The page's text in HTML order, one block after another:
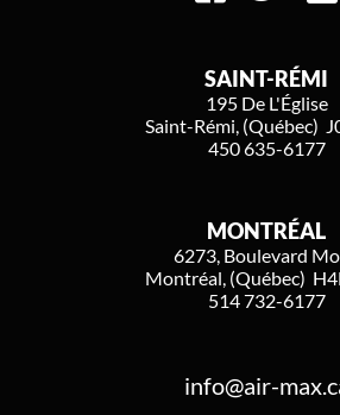
SAINT-RÉMI
195 De L'Église
Saint-Rémi, (Québec)
450 635-6177
MONTRÉAL
6273, Boulevard
Montréal, (Québec)
514 732-6177
info@air-